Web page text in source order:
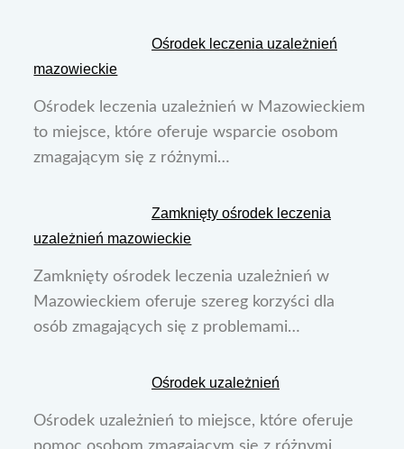
Ośrodek leczenia uzależnień
mazowieckie
Ośrodek leczenia uzależnień w Mazowieckiem
to miejsce, które oferuje wsparcie osobom
zmagającym się z różnymi…
Zamknięty ośrodek leczenia
uzależnień mazowieckie
Zamknięty ośrodek leczenia uzależnień w
Mazowieckiem oferuje szereg korzyści dla
osób zmagających się z problemami…
Ośrodek uzależnień
Ośrodek uzależnień to miejsce, które oferuje